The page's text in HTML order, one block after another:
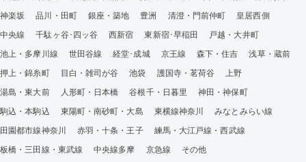
神楽坂
品川・田町 銀座・築地 豊洲 清澄・門前仲町
皇居西側
中央線
千駄ヶ谷･四ッ谷 西新宿 東新宿･早稲田
戸越・大井町
池上・多摩川線
世田谷線 経堂･成城 京王線 森下・住吉
浅草・蔵前
押上・錦糸町
目白・雑司が谷 池袋 護国寺・茗荷谷
上野
湯島・東大前
人形町・日本橋 谷根千・日暮里
神田・神保町
駒込・本駒込
東陽町・南砂町・大島 東横線神奈川
みなとみらい線
田園都市線神奈川
赤羽・十条・王子
練馬・大江戸線・西武線
板橋・三田線・東武線
中央線多摩 京急線 その他